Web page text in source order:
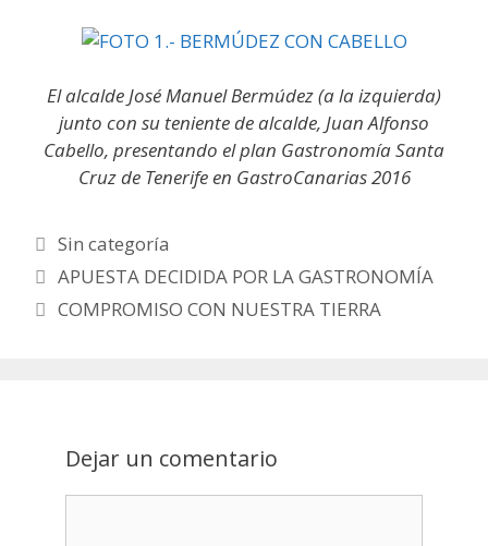
El alcalde José Manuel Bermúdez (a la izquierda)
junto con su teniente de alcalde, Juan Alfonso
Cabello, presentando el plan Gastronomía Santa
Cruz de Tenerife en GastroCanarias 2016
Categorías
Sin categoría
Post
navigation
APUESTA DECIDIDA POR LA GASTRONOMÍA
COMPROMISO CON NUESTRA TIERRA
Dejar un comentario